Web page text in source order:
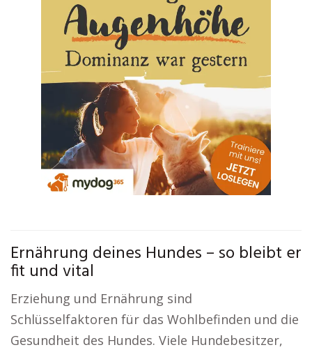
Ernährung deines Hundes – so bleibt er
fit und vital
Erziehung und Ernährung sind
Schlüsselfaktoren für das Wohlbefinden und die
Gesundheit des Hundes. Viele Hundebesitzer,